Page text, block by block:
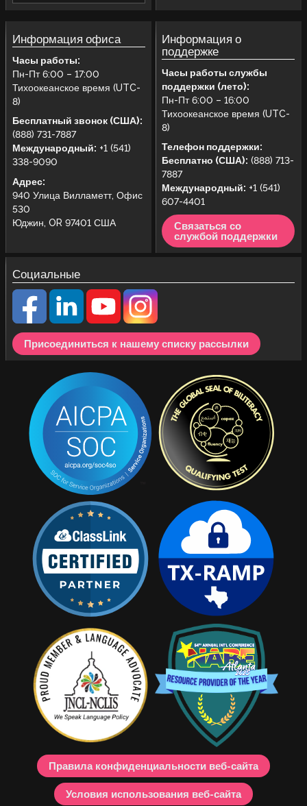
Информация офиса
Часы работы:
Пн-Пт 6:00 – 17:00
Тихоокеанское время (UTC-
8)
Бесплатный звонок (США):
(888) 731-7887
Международный: +1 (541)
338-9090
Адрес:
940 Улица Вилламетт, Офис
530
Юджин, OR 97401 США
Информация о
поддержке
Часы работы службы
поддержки (лето):
Пн-Пт 6:00 – 16:00
Тихоокеанское время (UTC-
8)
Телефон поддержки:
Бесплатно (США): (888) 713-
7887
Международный: +1 (541)
607-4401
Связаться со
службой поддержки
Социальные
Присоединиться к нашему списку рассылки
Правила конфиденциальности веб-сайта
Условия использования веб-сайта